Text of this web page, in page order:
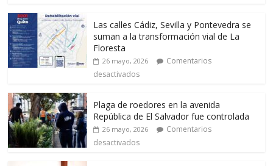
Las calles Cádiz, Sevilla y Pontevedra se
suman a la transformación vial de La
Floresta
26 mayo, 2026
Comentarios
desactivados
Plaga de roedores en la avenida
República de El Salvador fue controlada
26 mayo, 2026
Comentarios
desactivados